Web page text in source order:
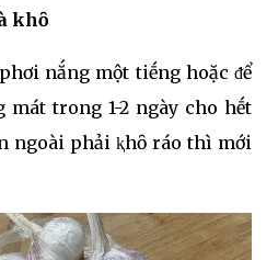
khȏ
nắng một tiḗng hoặc ᵭể
mát trong 1-2 ngày cho hḗt
ngoài phải ⱪhȏ ráo thì mới